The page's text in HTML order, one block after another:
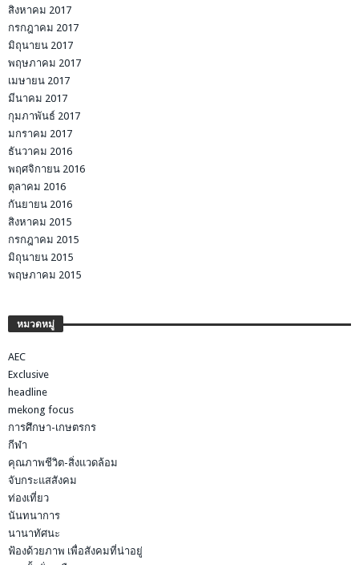
สิงหาคม 2017
กรกฎาคม 2017
มิถุนายน 2017
พฤษภาคม 2017
เมษายน 2017
มีนาคม 2017
กุมภาพันธ์ 2017
มกราคม 2017
ธันวาคม 2016
พฤศจิกายน 2016
ตุลาคม 2016
กันยายน 2016
สิงหาคม 2015
กรกฎาคม 2015
มิถุนายน 2015
พฤษภาคม 2015
หมวดหมู่
AEC
Exclusive
headline
mekong focus
การศึกษา-เกษตรกร
กีฬา
คุณภาพชีวิต-สิ่งแวดล้อม
จับกระแสสังคม
ท่องเที่ยว
นันทนาการ
นานาทัศนะ
ฟ้องด้วยภาพ เพื่อสังคมที่น่าอยู่